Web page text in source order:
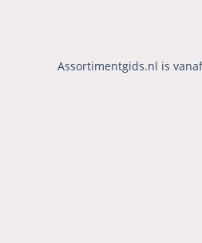
Assortimentgids.nl is